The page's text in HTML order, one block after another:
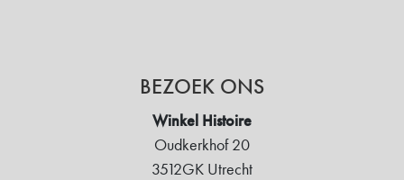
BEZOEK ONS
Winkel Histoire
Oudkerkhof 20
3512GK Utrecht